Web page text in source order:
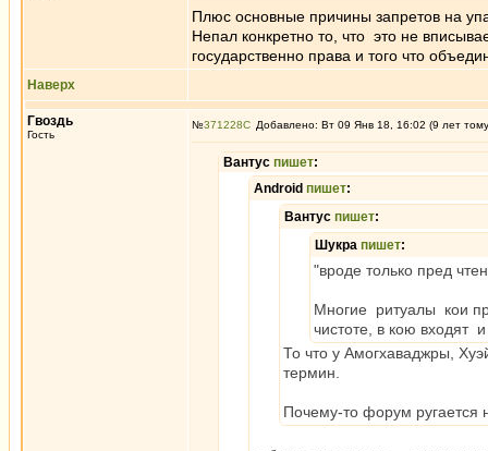
Плюс основные причины запретов на
Непал конкретно то, что это не
государственно права и того что
Наверх
Гвоздь
Гость
№371228 Добавлено: Вт 09 Янв 18, 16:02 (9 лет
Вантус пишет:
Android пишет:
Вантус пишет:
Шукра пишет:
"вроде только пред
Многие ритуалы кои
чистоте, в кою входят
То что у Амогхаваджры,
термин.
Почему-то форум ругается